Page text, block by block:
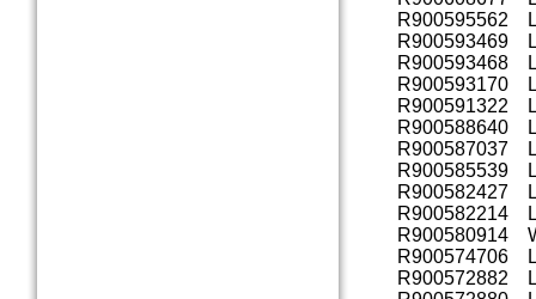
R900595562
R900593469
R900593468
R900593170
R900591322
R900588640
R900587037
R900585539
R900582427
R900582214
R900580914
R900574706
R900572882